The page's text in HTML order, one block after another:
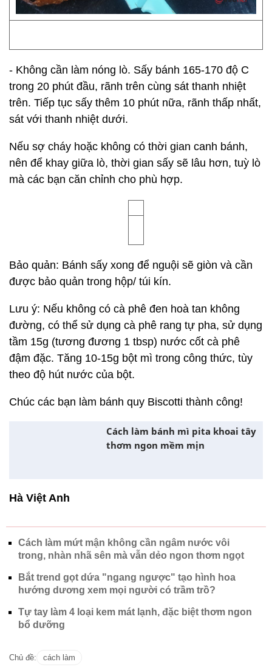
- Không cần làm nóng lò. Sấy bánh 165-170 độ C
trong 20 phút đầu, rãnh trên cùng sát thanh nhiệt
trên. Tiếp tục sấy thêm 10 phút nữa, rãnh thấp nhất,
sát với thanh nhiệt dưới.
Nếu sợ cháy hoặc không có thời gian canh bánh,
nên để khay giữa lò, thời gian sấy sẽ lâu hơn, tuỳ lò
mà các bạn căn chỉnh cho phù hợp.
được bảo quản trong hộp/ túi kín.
Lưu ý: Nếu không có cà phê đen hoà tan không
đường, có thể sử dụng cà phê rang tự pha, sử dụng
theo độ hút nước của bột.
Chúc các bạn làm bánh quy Biscotti thành công!
Cách làm bánh mì pita khoai tây
thơm ngon mềm mịn
Hà Việt Anh